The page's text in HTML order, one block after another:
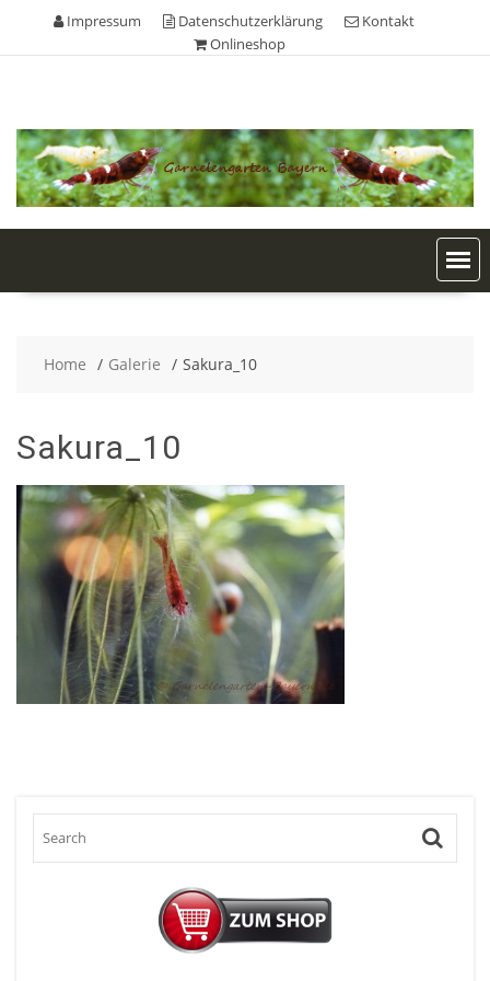
content
Impressum Datenschutzerklärung
Kontakt
Onlineshop
Home Galerie Sakura_10
Sakura_10